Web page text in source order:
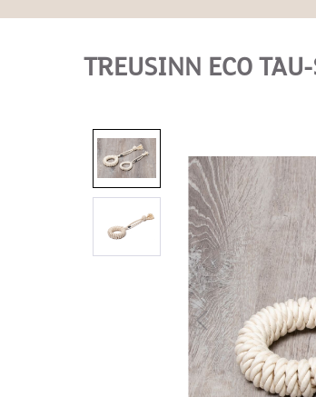
TREUSINN ECO